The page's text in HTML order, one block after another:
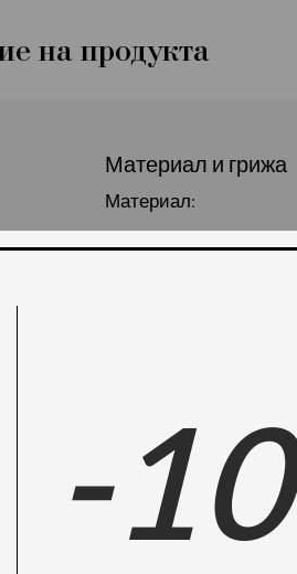
на продукта
Материал и грижа
Материал:
-